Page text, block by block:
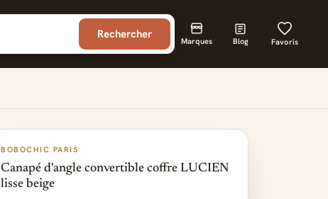
Rechercher Marques Blog Favoris
BOBOCHIC PARIS
Canapé d'angle convertible coffre LUCIEN
lisse beige